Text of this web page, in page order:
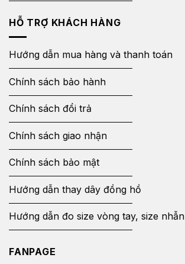
HỖ TRỢ KHÁCH HÀNG
Hướng dẫn mua hàng và thanh toán
Chính sách bảo hành
Chính sách đổi trả
Chính sách giao nhận
Chính sách bảo mật
Hướng dẫn thay dây đồng hồ
Hướng dẫn đo size vòng tay, size nhẫn
FANPAGE